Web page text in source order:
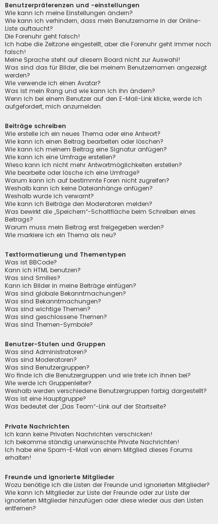
Benutzerpräferenzen und -einstellungen
Wie kann ich meine Einstellungen ändern?
Wie kann ich verhindern, dass mein Benutzername in der Online-
Liste auftaucht?
Die Forenuhr geht falsch!
Ich habe die Zeitzone eingestellt, aber die Forenuhr geht immer noch
falsch!
Meine Sprache steht auf diesem Board nicht zur Auswahl!
Was sind das für Bilder, die bei meinem Benutzernamen angezeigt
werden?
Wie verwende ich einen Avatar?
Was ist mein Rang und wie kann ich ihn ändern?
Wenn ich bei einem Benutzer auf den E-Mail-Link klicke, werde ich
aufgefordert, mich anzumelden.
Beiträge schreiben
Wie erstelle ich ein neues Thema oder eine Antwort?
Wie kann ich einen Beitrag bearbeiten oder löschen?
Wie kann ich meinem Beitrag eine Signatur anfügen?
Wie kann ich eine Umfrage erstellen?
Wieso kann ich nicht mehr Antwortmöglichkeiten erstellen?
Wie bearbeite oder lösche ich eine Umfrage?
Warum kann ich auf bestimmte Foren nicht zugreifen?
Weshalb kann ich keine Dateianhänge anfügen?
Weshalb wurde ich verwarnt?
Wie kann ich Beiträge den Moderatoren melden?
Was bewirkt die „Speichern“-Schaltfläche beim Schreiben eines
Beitrags?
Warum muss mein Beitrag erst freigegeben werden?
Wie markiere ich ein Thema als neu?
Textformatierung und Thementypen
Was ist BBCode?
Kann ich HTML benutzen?
Was sind Smilies?
Kann ich Bilder in meine Beiträge einfügen?
Was sind globale Bekanntmachungen?
Was sind Bekanntmachungen?
Was sind wichtige Themen?
Was sind geschlossene Themen?
Was sind Themen-Symbole?
Benutzer-Stufen und Gruppen
Was sind Administratoren?
Was sind Moderatoren?
Was sind Benutzergruppen?
Wo finde ich die Benutzergruppen und wie trete ich ihnen bei?
Wie werde ich Gruppenleiter?
Weshalb werden verschiedene Benutzergruppen farbig dargestellt?
Was ist eine Hauptgruppe?
Was bedeutet der „Das Team“-Link auf der Startseite?
Private Nachrichten
Ich kann keine Privaten Nachrichten verschicken!
Ich bekomme ständig unerwünschte Private Nachrichten!
Ich habe eine Spam-E-Mail von einem Mitglied dieses Forums
erhalten!
Freunde und ignorierte Mitglieder
Wozu benötige ich die Listen der Freunde und ignorierten Mitglieder?
Wie kann ich Mitglieder zur Liste der Freunde oder zur Liste der
ignorierten Mitglieder hinzufügen oder diese wieder aus den Listen
entfernen?